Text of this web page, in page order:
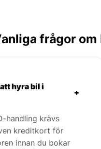
frågor
hyra bil i
+
handling krävs
kreditkort för
innan du bokar